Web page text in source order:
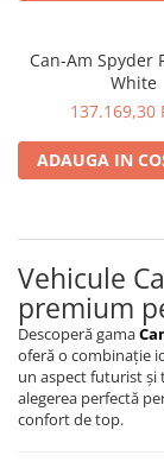
Can-Am Spyder
White
137.169,30
ADAUGA IN
Vehicule
premium
Descoperă gama
oferă o combinație
un aspect futurist și
alegerea perfectă
confort de top.